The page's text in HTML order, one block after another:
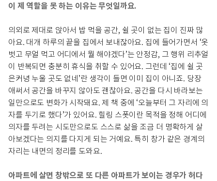
이 제 역할을 못 하는 이유는 무엇일까요.
의외로 제대로 앉아서 밥 먹을 공간, 쉴 곳이 없는 집이 진짜 많
아요. 대개 하루의 끝을 집에서 보내잖아요. 집에 들어가면서 ‘옷
벗고 무얼 먹고 어디에서 뭘 해야겠다’는 안정감, 그 행위 리추얼
이 반복되면 충분히 휴식을 취할 수 있어요. 그런데 ‘집에 쉴 곳
은커녕 누울 곳도 없네’란 생각이 들면 이미 집이 아니죠. 당장
애써서 공간을 바꾸지 않아도 괜찮아요. 공간을 다시 바라보는
일만으로도 변화가 시작돼요. 제 책 중에 ‘오늘부터 그 자리에 의
자를 두기로 했다’가 있어요. 힐링 스폿이란 목적을 정해 어디에
의자를 두려는 시도만으로도 스스로 삶을 조금 더 명확하게 살
아보겠다는 의지를 다지게 되는 거예요. 특히 창가 같은 경계의
자리는 내면의 정리를 도와요.
아파트에 살면 창밖으로 또 다른 아파트가 보이는 경우가 허다